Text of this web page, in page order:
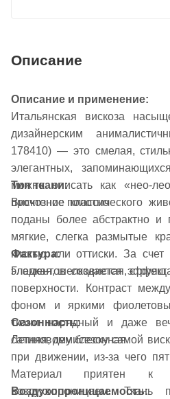
Описание
Описание и применение:
Итальянская вискоза
дизайнерским
178410) — это смелая,
элегантных,
можно описать как «нео-
прочтение классического
поданы более абстрактно
мягкие, слегка размытые
кистью или оттиски. За счет
элементов создается
поверхности. Контраст
фоном и яркими
ткани нарядный и даже
сатиновому блеску самой
при движении, из-за чего
Материал приятен к
воздухопроницаем.
Тип ткани:
Вискозное полотно
Фактура:
Гладкая, шелковистая,
Сезонность:
Летняя, демисезонная
Воздухопроницаемость: